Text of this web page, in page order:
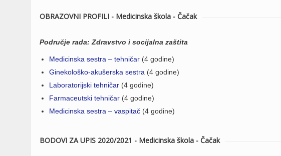
OBRAZOVNI PROFILI - Medicinska škola - Čačak
Područje rada: Zdravstvo i socijalna zaštita
Medicinska sestra – tehničar (4 godine)
Ginekološko-akušerska sestra (4 godine)
Laboratorijski tehničar (4 godine)
Farmaceutski tehničar (4 godine)
Medicinska sestra – vaspitač (4 godine)
BODOVI ZA UPIS 2020/2021 - Medicinska škola - Čačak